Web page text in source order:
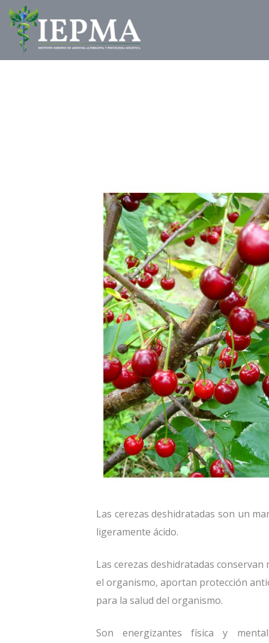
Las cerezas deshidratadas son un
ligeramente ácido.
Las cerezas deshidratadas
el organismo, aportan protección
para la salud del organismo.
Son energizantes física y